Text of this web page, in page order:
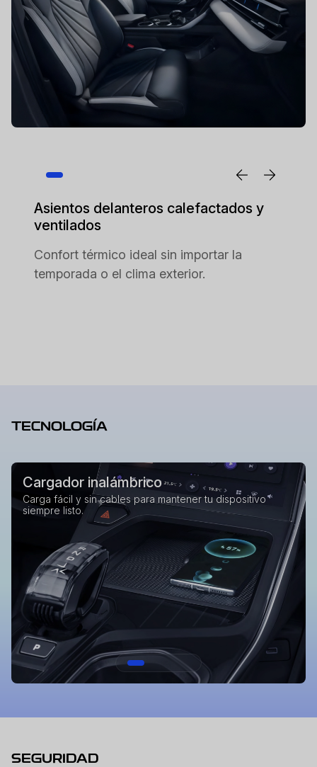
Asientos delanteros calefactados y
ventilados
Confort térmico ideal sin importar la
temporada o el clima exterior.
TECNOLOGÍA
Cargador inalámbrico
Carga fácil y sin cables para mantener tu dispositivo
siempre listo.
SEGURIDAD